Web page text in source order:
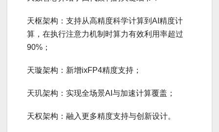
天枢架构：支持从高精度科学计算到AI精度计
算，在执行注意力机制时算力有效利用率超过
90%；
天璇架构：新增ixFP4精度支持；
天玑架构：实现全场景AI与加速计算覆盖；
天权架构：融入更多精度支持与创新设计。